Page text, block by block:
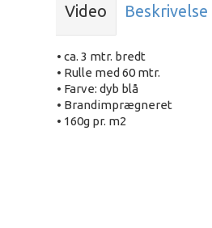
Video Beskrivelse
• ca. 3 mtr. bredt
• Rulle med 60 mtr.
• Farve: dyb blå
• Brandimprægneret
• 160g pr. m2